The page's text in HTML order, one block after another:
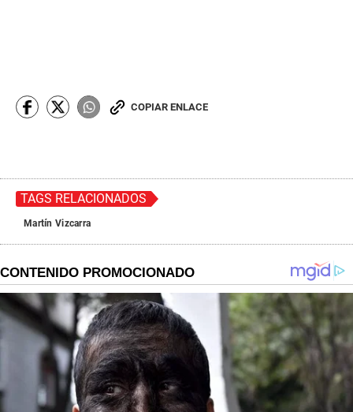
COPIAR ENLACE
TAGS RELACIONADOS
Martín Vizcarra